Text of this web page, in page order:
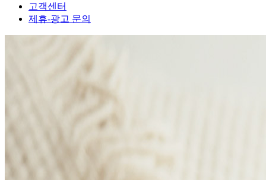
고객센터
제휴-광고 문의